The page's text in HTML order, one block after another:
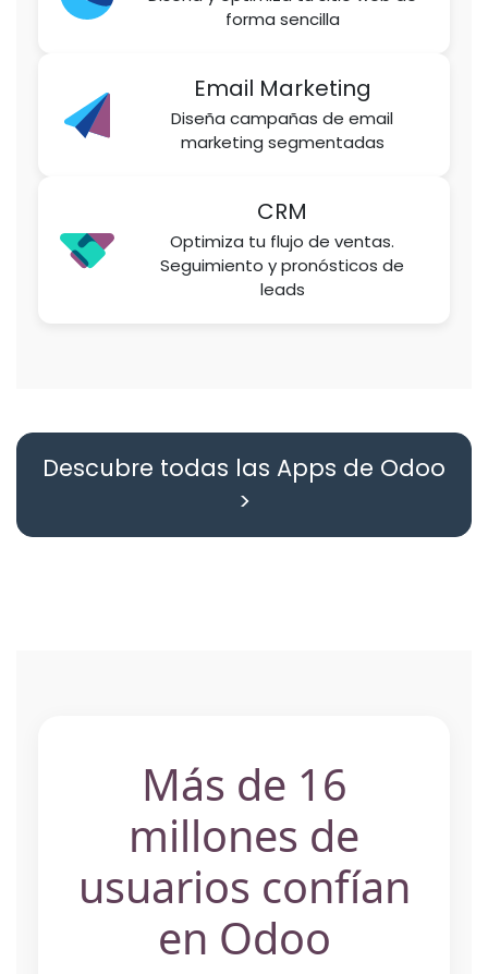
forma sencilla
Email Marketing
Diseña campañas de email
marketing segmentadas
CRM
Optimiza tu flujo de ventas.
Seguimiento y pronósticos de
leads
Descubre todas las Apps de Odoo
>
Más de 16
millones de
usuarios confían
en Odoo